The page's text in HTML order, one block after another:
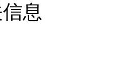
息